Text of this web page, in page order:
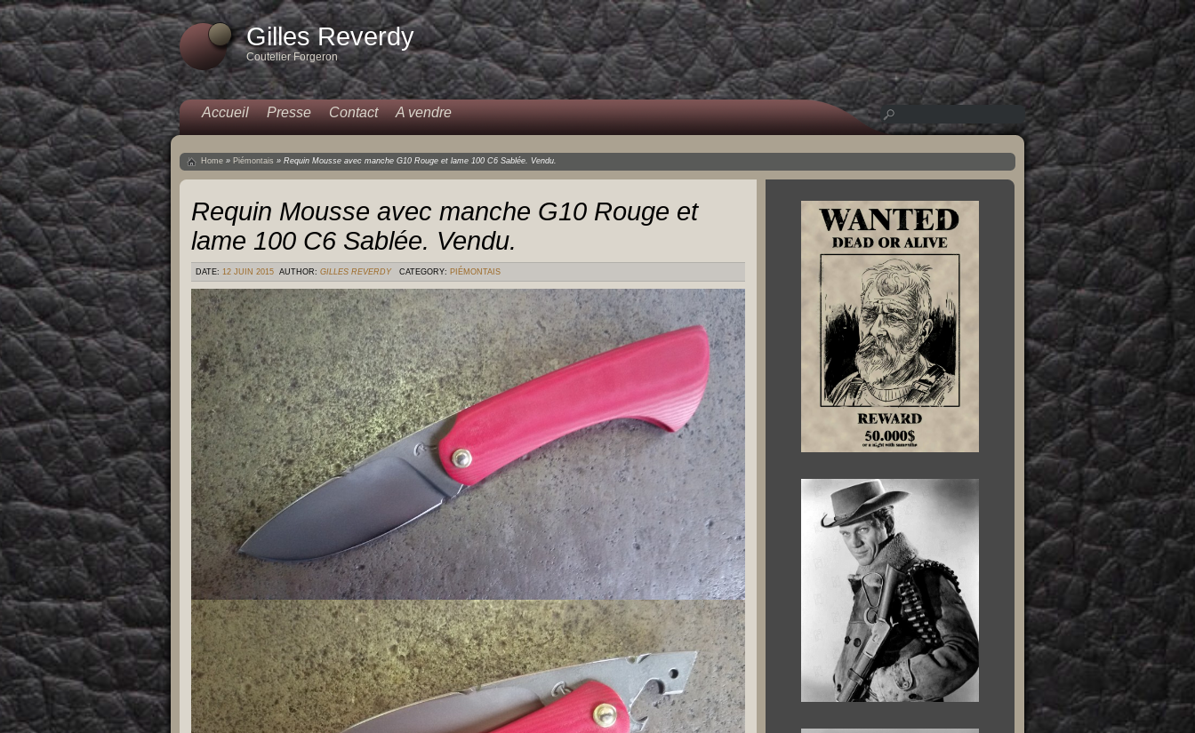
Gilles Reverdy
Coutelier Forgeron
Accueil Presse Contact A vendre
Home » Piémontais » Requin Mousse avec manche G10 Rouge et lame 100 C6 Sablée. Vendu.
Requin Mousse avec manche G10 Rouge et
lame 100 C6 Sablée. Vendu.
DATE: 12 JUIN 2015 AUTHOR: GILLES REVERDY CATEGORY: PIÉMONTAIS